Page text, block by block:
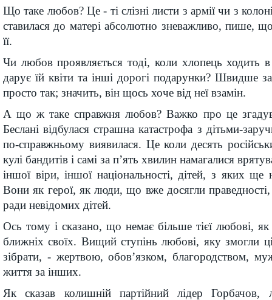
Що таке любов? Це - ті слізні листи з армії чи з
ставилася до матері абсолютно зневажливо, пише,
її.
Чи любов проявляється тоді, коли хлопець ходить
дарує їй квіти та інші дорогі подарунки? Швидше
просто так; значить, він щось хоче від неї взамін.
А що ж таке справжня любов? Важко про це
Беслані відбулася страшна катастрофа з дітьми-
по-справжньому виявилася. Це коли десять
кулі бандитів і самі за п’ять хвилин намагалися
іншої віри, іншої національності, дітей, з яких ще
Вони як герої, як люди, що вже досягли
ради невідомих дітей.
Ось тому і сказано, що немає більше тієї любові, як
ближніх своїх. Вищий ступінь любові, яку змогли
зібрати, - жертвою, обов’язком, благородством,
життя за інших.
Як сказав колишній партійний лідер Горбачов,